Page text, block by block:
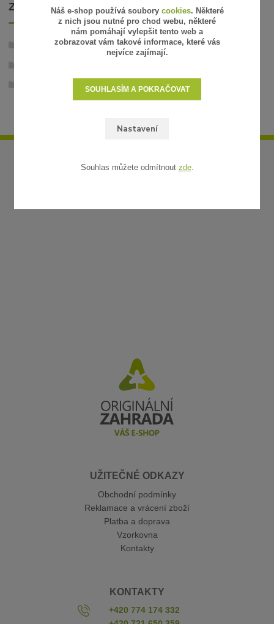
ZBOŽÍ ZAŘAZENO V KATEGORIÍCH
Stabilizované rostliny
Stabilizované volné růže
UŽITEČNÉ ODKAZY
Obchodní podmínky
Reklamace a vrácení zboží
Platba a doprava
Vzorkovna
Kontakty
KONTAKTY
+420 774 174 332
Náš e-shop používá soubory cookies. Některé
z nich jsou nutné pro chod webu, některé
nám pomáhají vylepšit tento web a
zobrazovat vám takové informace, které vás
nejvíce zajímají.
Nastavení
SOUHLASÍM A POKRAČOVAT
Souhlas můžete odmítnout zde.